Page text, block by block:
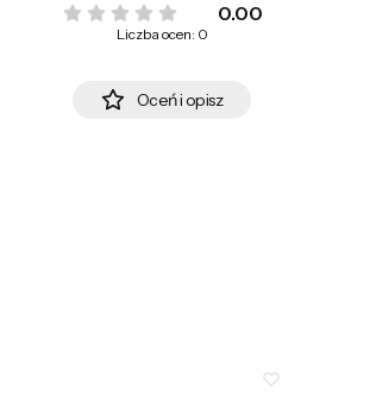
0.00
Liczba ocen: 0
Oceń i opisz